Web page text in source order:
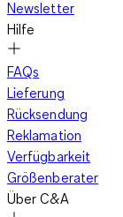
die Haut trocken
auch nach vielen
Wassersäule von
Wert für
die hochwertigen
die
versiegelte Nähte,
beschichtete
Regen eindringen
schnell, was
Newsletter
Hilfe
FAQs
Lieferung
Rücksendung
Reklamation
Verfügbarkeit
Größenberater
Über C&A